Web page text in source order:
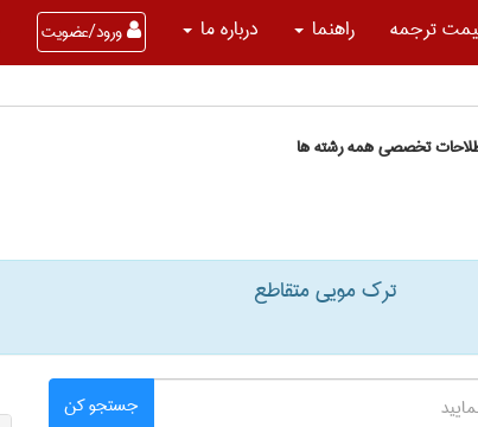
ترجمه راهنما درباره ما ورود/عضویت
تخصصی همه رشته ها
ترک مویی متقاطع
جستجو کن